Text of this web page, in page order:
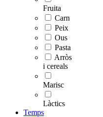
Fruita
Carn
Peix
Ous
Pasta
Arròs
i cereals
Marisc
Làctics
Temps